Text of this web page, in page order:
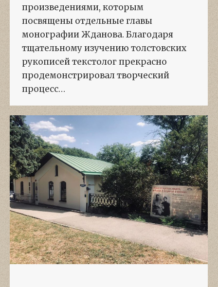
произведениями, которым
посвящены отдельные главы
монографии Жданова. Благодаря
тщательному изучению толстовских
рукописей текстолог прекрасно
продемонстрировал творческий
процесс…